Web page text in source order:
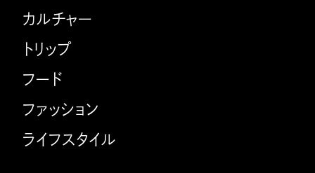
カルチャー
トリップ
フード
ファッション
ライフスタイル